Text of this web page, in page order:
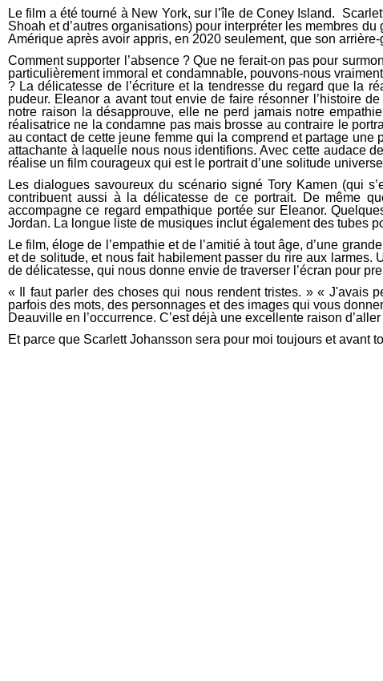
Le film a été tourné à New York, sur l’île de Coney Island.
Shoah et d’autres organisations) pour interpréter les membres
Amérique après avoir appris, en 2020 seulement, que son
Comment supporter l’absence ? Que ne ferait-on pas pour
particulièrement immoral et condamnable, pouvons-nous
? La délicatesse de l’écriture et la tendresse du regard que la
pudeur. Eleanor a avant tout envie de faire résonner l’histoire
notre raison la désapprouve, elle ne perd jamais notre
réalisatrice ne la condamne pas mais brosse au contraire le
au contact de cette jeune femme qui la comprend et partage
attachante à laquelle nous nous identifions. Avec cette audace
réalise un film courageux qui est le portrait d’une solitude
Les dialogues savoureux du scénario signé Tory Kamen (qui
contribuent aussi à la délicatesse de ce portrait. De même
accompagne ce regard empathique portée sur Eleanor.
Jordan. La longue liste de musiques inclut également des tubes
Le film, éloge de l’empathie et de l’amitié à tout âge, d’une
et de solitude, et nous fait habilement passer du rire aux
de délicatesse, qui nous donne envie de traverser l’écran pour
« Il faut parler des choses qui nous rendent tristes. » « J'avais
parfois des mots, des personnages et des images qui vous
Deauville en l’occurrence. C’est déjà une excellente raison
Et parce que Scarlett Johansson sera pour moi toujours et avant